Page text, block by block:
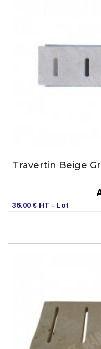
Travertin Beige
36.00 € HT - Lot